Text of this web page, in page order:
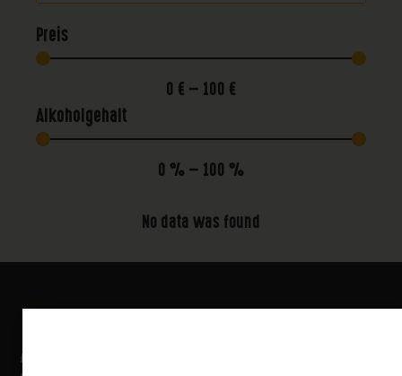
Preis
0 € — 100 €
Alkoholgehalt
0 % — 100 %
No data was found